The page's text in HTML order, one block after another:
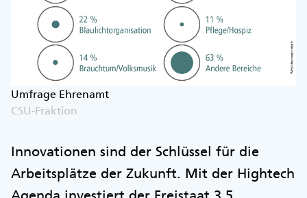
Umfrage Ehrenamt
CSU-Fraktion
Innovationen sind der Schlüssel für die
Arbeitsplätze der Zukunft. Mit der Hightech